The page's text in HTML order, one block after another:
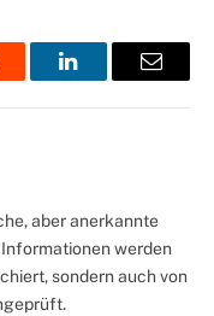
LinkedInEmail
aber anerkannte
werden
sondern auch von